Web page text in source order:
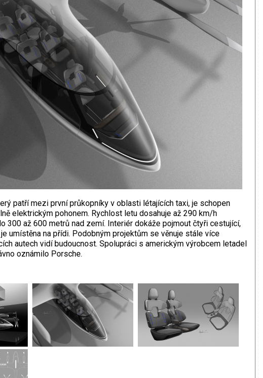
patří mezi první průkopníky v oblasti létajících taxi, je schopen
elektrickým pohonem. Rychlost letu dosahuje až 290 km/h
300 až 600 metrů nad zemí. Interiér dokáže pojmout čtyři cestující,
umístěna na přídi. Podobným projektům se věnuje stále více
autech vidí budoucnost. Spolupráci s americkým výrobcem letadel
oznámilo Porsche.